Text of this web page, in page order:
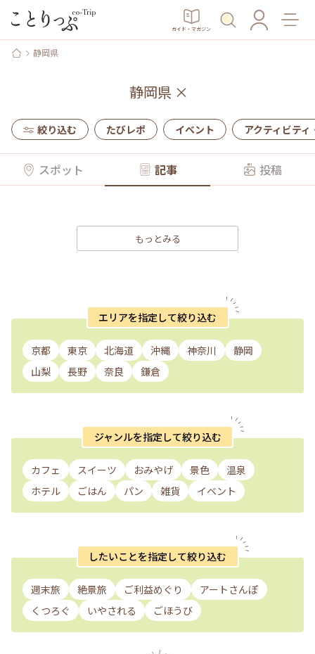
ガイド・マガジン
静岡県
静岡県 ×
絞り込む たびレポ イベント アクティビティ
スポット 記事 投稿
もっとみる
エリアを指定して絞り込む
京都 東京 北海道 沖縄 神奈川
静岡
山梨
長野 奈良 鎌倉
ジャンルを指定して絞り込む
カフェ スイーツ おみやげ 景色
温泉
ホテル
ごはん パン 雑貨 イベント
したいことを指定して絞り込む
週末旅 絶景旅 ご利益めぐり
アートさんぽ
くつろぐ
いやされる ごほうび